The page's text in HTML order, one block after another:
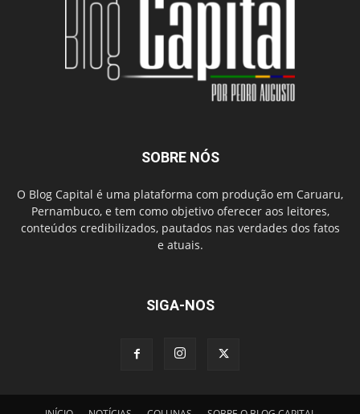
SOBRE NÓS
O Blog Capital é uma plataforma com produção em Caruaru,
Pernambuco, e tem como objetivo oferecer aos leitores,
conteúdos credibilizados, pautados nas verdades dos fatos
e atuais.
SIGA-NOS